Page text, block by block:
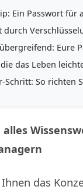
Ein Passwort für
durch
Eure
das Leben
Schritt: So richten
alles
das